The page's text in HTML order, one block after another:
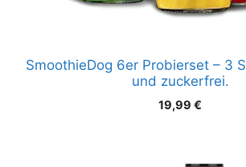
SmoothieDog 6er Probierset – 3
und zuckerfrei.
19,99 €